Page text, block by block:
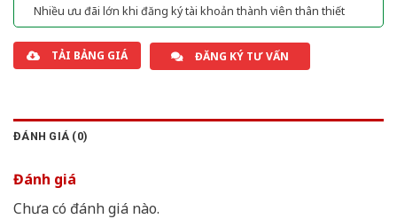
Nhiều ưu đãi lớn khi đăng ký tài khoản thành viên thân thiết
TẢI BẢNG GIÁ ĐĂNG KÝ TƯ VẤN
ĐÁNH GIÁ (0)
Đánh giá
Chưa có đánh giá nào.